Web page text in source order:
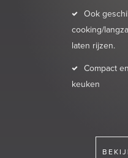
Ook
cooking/
laten rijzen.
Compact
keuken